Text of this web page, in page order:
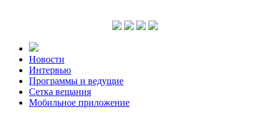
Новости
Интервью
Программы и ведущие
Сетка вещания
Мобильное приложение